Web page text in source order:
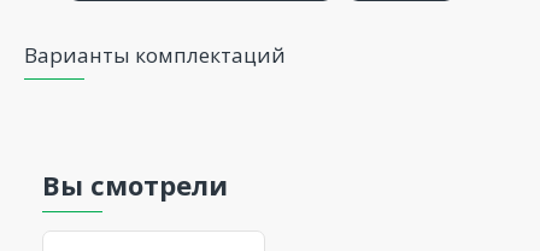
Варианты комплектаций
Вы смотрели